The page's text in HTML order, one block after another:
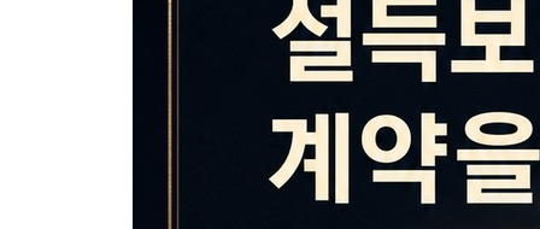
4장. 가격 저항은 돈이 아니라 기준에서 생긴다
1절. 비싸다는 말 뒤에 숨어 있는 기준 찾기
2절. 예산이 없다는 답을 다시 묻게 만드는 질문
3절. 비교 대상이 흐릴수록 가격은 세 보인다
4절. 가격표를 보기 전에 가치표를 완성하는 순서
5장. 반대는 거절이 아니라 미해결 신호다